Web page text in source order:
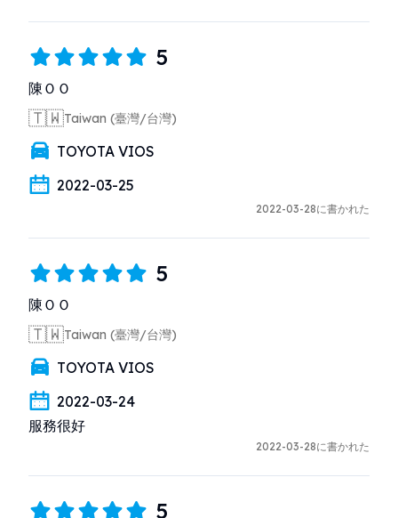
5
陳ＯＯ
🇹🇼Taiwan (臺灣/台灣)
TOYOTA VIOS
2022-03-25
2022-03-28に書かれた
5
陳ＯＯ
🇹🇼Taiwan (臺灣/台灣)
TOYOTA VIOS
2022-03-24
服務很好
2022-03-28に書かれた
5